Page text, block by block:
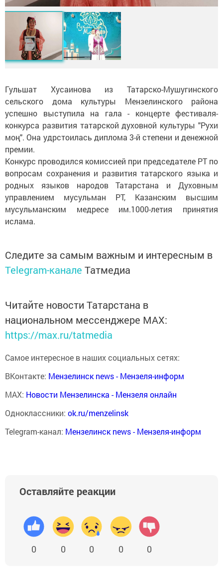
Гульшат Хусаинова из Татарско-Мушугинского
сельского дома культуры Мензелинского района
успешно выступила на гала - концерте фестиваля-
конкурса развития татарской духовной культуры "Рухи
моң". Она удрстоилась диплома 3-й степени и денежной
премии.
Конкурс проводился комиссией при председателе РТ по
вопросам сохранения и развития татарского языка и
родных языков народов Татарстана и Духовным
управлением мусульман РТ, Казанским высшим
мусульманским медресе им.1000-летия принятия
ислама.
Следите за самым важным и интересным в
Telegram-канале Татмедиа
Читайте новости Татарстана в
национальном мессенджере MАХ:
https://max.ru/tatmedia
Самое интересное в наших социальных сетях:
ВКонтакте: Мензелинск news - Мензеля-информ
MAX: Новости Мензелинска - Мензеля онлайн
Одноклассники: ok.ru/menzelinsk
Telegram-канал: Мензелинск news - Мензеля-информ
Оставляйте реакции
0 0 0 0 0